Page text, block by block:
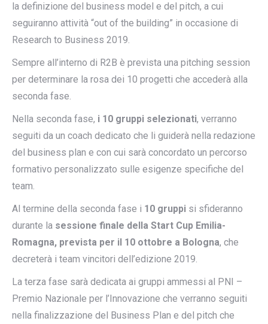
la definizione del business model e del pitch, a cui
seguiranno attività “out of the building” in occasione di
Research to Business 2019.
Sempre all’interno di R2B è prevista una pitching session
per determinare la rosa dei 10 progetti che accederà alla
seconda fase.
Nella seconda fase, i 10 gruppi selezionati, verranno
seguiti da un coach dedicato che li guiderà nella redazione
del business plan e con cui sarà concordato un percorso
formativo personalizzato sulle esigenze specifiche del
team.
Al termine della seconda fase i 10 gruppi si sfideranno
durante la sessione finale della Start Cup Emilia-
Romagna, prevista per il 10 ottobre a Bologna, che
decreterà i team vincitori dell’edizione 2019.
La terza fase sarà dedicata ai gruppi ammessi al PNI –
Premio Nazionale per l’Innovazione che verranno seguiti
nella finalizzazione del Business Plan e del pitch che